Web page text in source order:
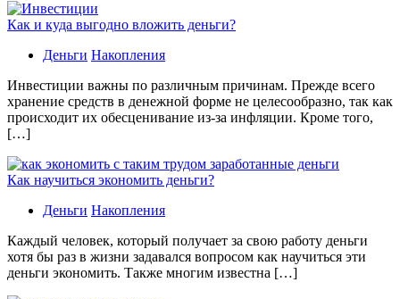
Как и куда выгодно вложить деньги?
Деньги Накопления
Инвестиции важны по различным причинам. Прежде всего
хранение средств в денежной форме не целесообразно, так как
происходит их обесценивание из-за инфляции. Кроме того,
[…]
Как научиться экономить деньги?
Деньги Накопления
Каждый человек, который получает за свою работу деньги
хотя бы раз в жизни задавался вопросом как научиться эти
деньги экономить. Также многим известна […]